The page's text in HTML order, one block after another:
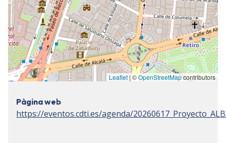
Leaflet | ©OpenStreetMapcontributors
Pàgina web
https://eventos.cdti.es/agenda/